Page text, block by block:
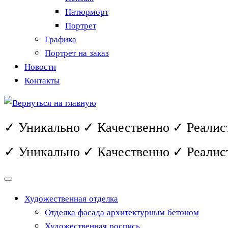
Натюрморт
Портрет
Графика
Портрет на заказ
Новости
Контакты
✓ Уникально ✓ Качественно ✓
✓ Уникально ✓ Качественно ✓
Художественная отделка
Отделка фасада архитектурным бетоном